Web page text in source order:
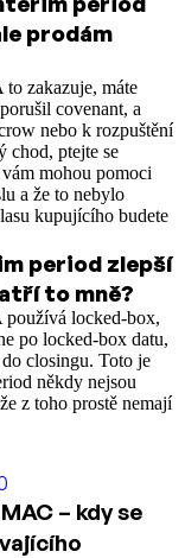
prodám
zakazuje, máte
covenant, a
nebo k rozpuštění
chod, ptejte se
mohou pomoci
a že to nebylo
kupujícího budete
period zlepší
to mně?
používá locked-box,
po locked-box datu,
closingu. Toto je
někdy nejsou
z toho prostě nemají
– kdy se